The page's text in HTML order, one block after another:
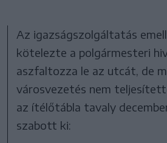
Az igazságszolgáltatás
kötelezte a polgármesteri
aszfaltozza le az utcát, de
városvezetés nem
az ítélőtábla tavaly
szabott ki: